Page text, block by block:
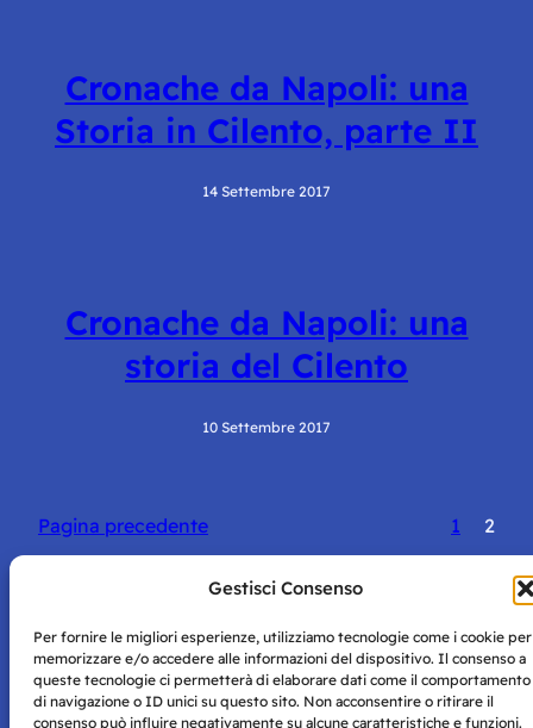
Gestisci Consenso
Per fornire le migliori esperienze, utilizziamo tecnologie come i cookie per
memorizzare e/o accedere alle informazioni del dispositivo. Il consenso a
queste tecnologie ci permetterà di elaborare dati come il comportamento
di navigazione o ID unici su questo sito. Non acconsentire o ritirare il
consenso può influire negativamente su alcune caratteristiche e funzioni.
Cronache da Napoli: una
Storia in Cilento, parte II
14 Settembre 2017
Cronache da Napoli: una
storia del Cilento
10 Settembre 2017
Pagina precedente 1 2
Storie di Napoli è una testata registrata presso il tribunale di
Napoli con autorizzazione numero 38 del 25/9/2019.